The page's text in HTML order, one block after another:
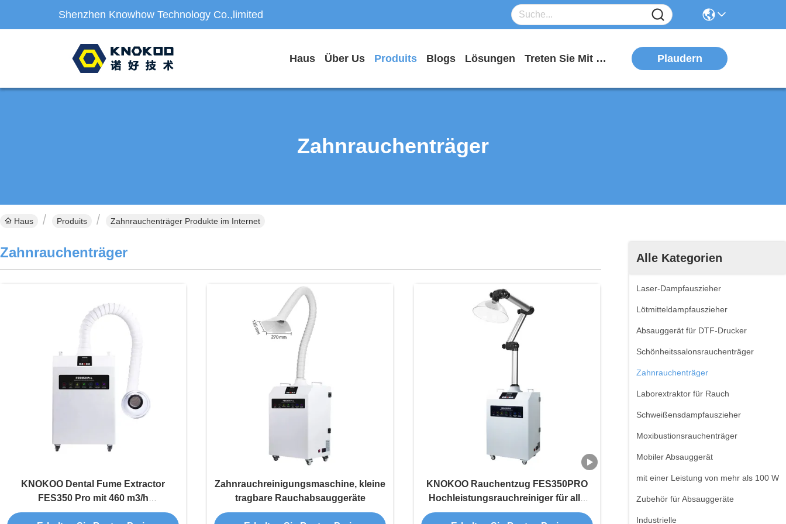
Shenzhen Knowhow Technology Co.,limited
Haus Über Us Produits Blogs Lösungen Treten Sie Mit Uns In Verbindung Plaudern
Zahnrauchenträger
Haus Produits Zahnrauchenträger Produkte im Internet
Alle Kategorien
Laser-Dampfauszieher
Lötmitteldampfauszieher
Absauggerät für DTF-Drucker
Schönheitssalonsrauchenträger
Zahnrauchenträger
Laborextraktor für Rauch
Schweißensdampfauszieher
Moxibustionsrauchenträger
Mobiler Absauggerät
mit einer Leistung von mehr als 100 W
Zubehör für Absauggeräte
Industrielle
Zahnrauchenträger
KNOKOO Dental Fume Extractor
FES350 Pro mit 460 m3/h
Luftgeschwindigkeit 99,97%
Zahnrauchreinigungsmaschine, kleine
tragbare Rauchabsauggeräte
KNOKOO Rauchentzug FES350PRO
Hochleistungsrauchreiniger für alle
Schönheitsbehandlungen Laser,